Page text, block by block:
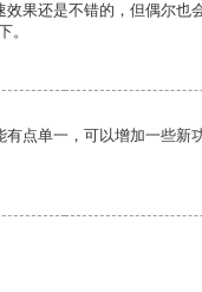
效果还是不错的，但偶尔也
。
有点单一，可以增加一些新